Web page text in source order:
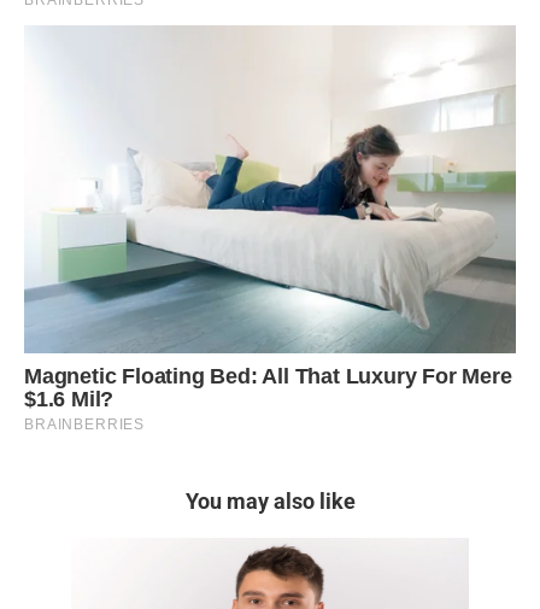
You may also like